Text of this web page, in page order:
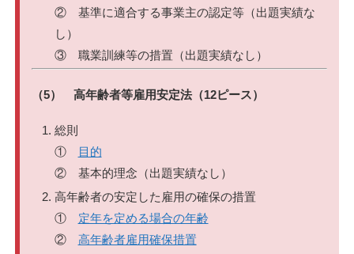
② 基準に適合する事業主の認定等（出題実績な
し）
③ 職業訓練等の措置（出題実績なし）
（5） 高年齢者等雇用安定法（12ピース）
総則
①
目的
② 基本的理念（出題実績なし）
高年齢者の安定した雇用の確保の措置
① 定年を定める場合の年齢
② 高年齢者雇用確保措置